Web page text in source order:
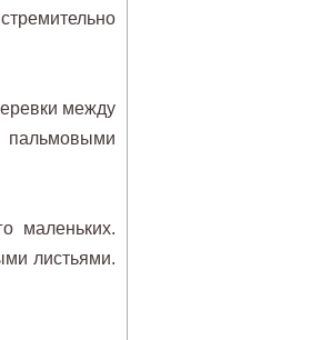
между
маленьких.
листьями.